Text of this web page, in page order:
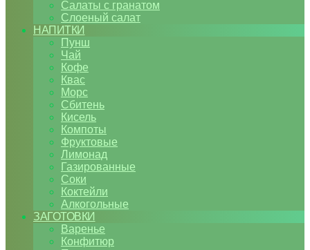
Салаты с гранатом
Слоеный салат
НАПИТКИ
Пунш
Чай
Кофе
Квас
Морс
Сбитень
Кисель
Компоты
Фруктовые
Лимонад
Газированные
Соки
Коктейли
Алкогольные
ЗАГОТОВКИ
Варенье
Конфитюр